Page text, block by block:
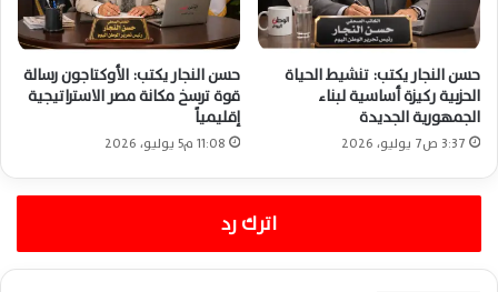
حسن النجار يكتب: تنشيط الحياة
الحزبية ركيزة أساسية لبناء
الجمهورية الجديدة
3:37 ص7 يوليو، 2026
حسن النجار يكتب: الأوكتاجون رسالة
قوة ترسخ مكانة مصر الاستراتيجية
إقليمياً
11:08 م5 يوليو، 2026
اترك رد